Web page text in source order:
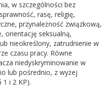
w szczególności bez
rasę, religię,
przynależność związkową,
orientację seksualną,
nieokreślony, zatrudnienie w
czasu pracy. Równe
niedyskryminowanie w
lub pośrednio, z wyżej
1 i 2 KP).